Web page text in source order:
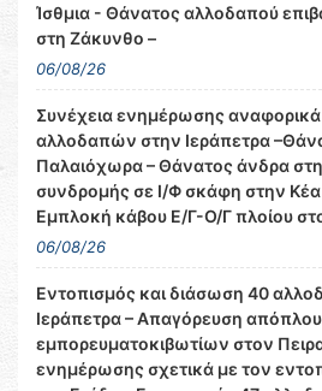
Ίσθμια - Θάνατος αλλοδαπού
στη Ζάκυνθο –
06/08/26
Συνέχεια ενημέρωσης
αλλοδαπών στην Ιεράπετρα
Παλαιόχωρα – Θάνατος άνδρα
συνδρομής σε Ι/Φ σκάφη στην Κέα
Εμπλοκή κάβου Ε/Γ-Ο/Γ πλοίου
06/08/26
Εντοπισμός και διάσωση 40
Ιεράπετρα – Απαγόρευση
εμπορευματοκιβωτίων στον
ενημέρωσης σχετικά με τον